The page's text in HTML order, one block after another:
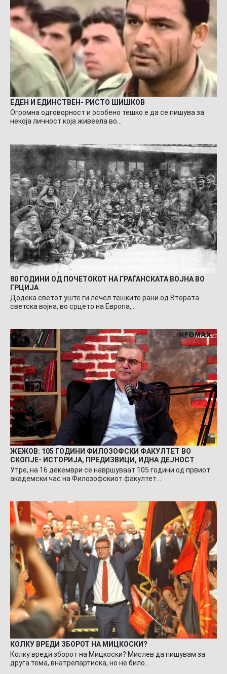
ЕДЕН И ЕДИНСТВЕН- РИСТО ШИШКОВ
Огромна одговорност и особено тешко е да се пишува за
некоја личност која живеела во…
80 ГОДИНИ ОД ПОЧЕТОКОТ НА ГРАЃАНСКАТА ВОЈНА ВО
ГРЦИЈА
Додека светот уште ги лечел тешките рани од Втората
светска војна, во срцето на Европа,…
ЖЕЖОВ: 105 ГОДИНИ ФИЛОЗОФСКИ ФАКУЛТЕТ ВО
СКОПЈЕ- ИСТОРИЈА, ПРЕДИЗВИЦИ, ИДНА ДЕЈНОСТ
Утре, на 16 декември се навршуваат 105 години од првиот
академски час на Филозофскиот факултет…
КОЛКУ ВРЕДИ ЗБОРОТ НА МИЦКОСКИ?
Колку вреди зборот на Мицкоски? Мислев да пишувам за
друга тема, внатрепартиска, но не било…